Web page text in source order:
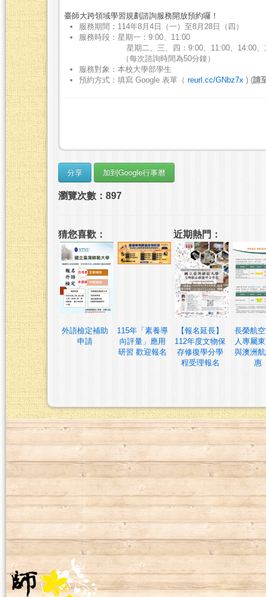
臺師大跨領域學習規劃諮詢服務開放預約囉！
服務期間：114年8月4日（一）至8月28日（四）
服務時段：星期一：9:00、11:00
星期二、三、四：9:00、11:00、14:00、
（每次諮詢時間為50分鐘）
服務對象：本校大學部學生
預約方式：填寫 Google 表單（ reurl.cc/GNbz7x ) (請
瀏覽次數：897
猜您喜歡：
外語檢定補助
申請
115年「素養導
向評量」應用
研習 歡迎報名
近期熱門：
【報名延長】
112年度文物保
存修復學分學
程受理報名
長榮航
人專屬
與澳洲
惠